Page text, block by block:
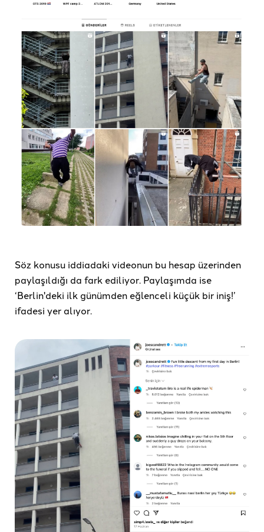
Söz konusu iddiadaki videonun bu hesap üzerinden
paylaşıldığı da fark ediliyor. Paylaşımda ise
‘Berlin'deki ilk günümden eğlenceli küçük bir iniş!’
ifadesi yer alıyor.